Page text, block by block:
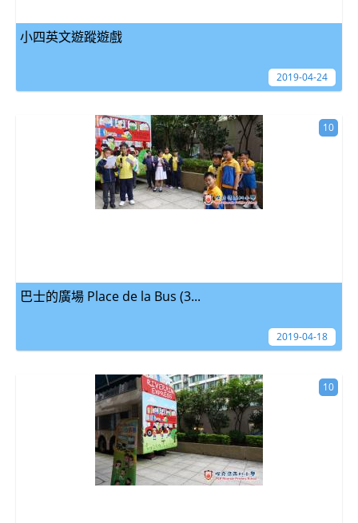
小四英文遊蹤遊戲
2019-04-24
巴士的廣場 Place de la Bus (3...
10
2019-04-18
10